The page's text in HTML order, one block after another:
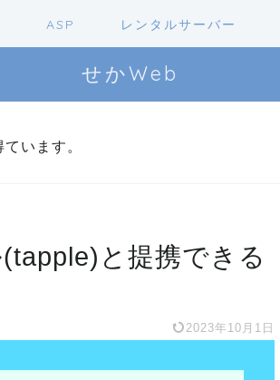
ASP レンタルサーバー
せかWeb
います。
と提携できる
2023年10月1日